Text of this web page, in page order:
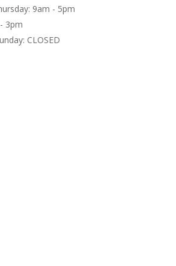
9am - 5pm
3pm
CLOSED